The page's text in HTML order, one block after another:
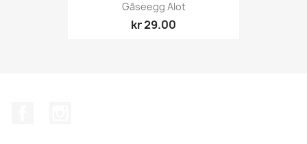
Gåseegg Alot
kr 29.00